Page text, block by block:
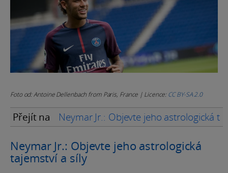
Foto od: Antoine Dellenbach from Paris, France | Licence:CC BY-SA 2.0
Přejít na Neymar Jr.: Objevte jeho astrologická
Neymar Jr.: Objevte jeho astrologická
tajemství a síly